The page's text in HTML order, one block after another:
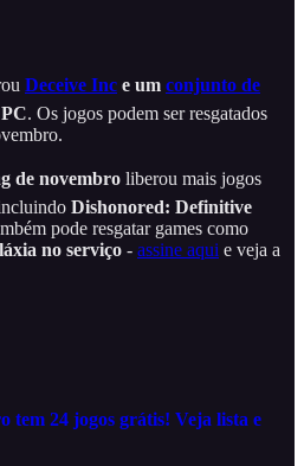
Deceive Inc e um conjunto de
. Os jogos podem ser resgatados
de novembro liberou mais jogos
Dishonored: Definitive
pode resgatar games como
no serviço - assine aqui e veja a
tem 24 jogos grátis! Veja lista e